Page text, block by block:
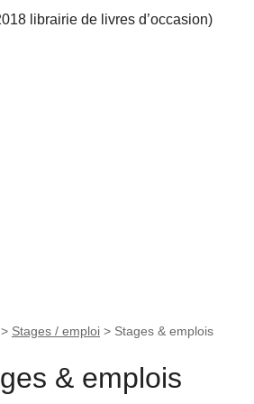
librairie de livres d’occasion)
Stages / emploi> Stages & emplois
& emplois